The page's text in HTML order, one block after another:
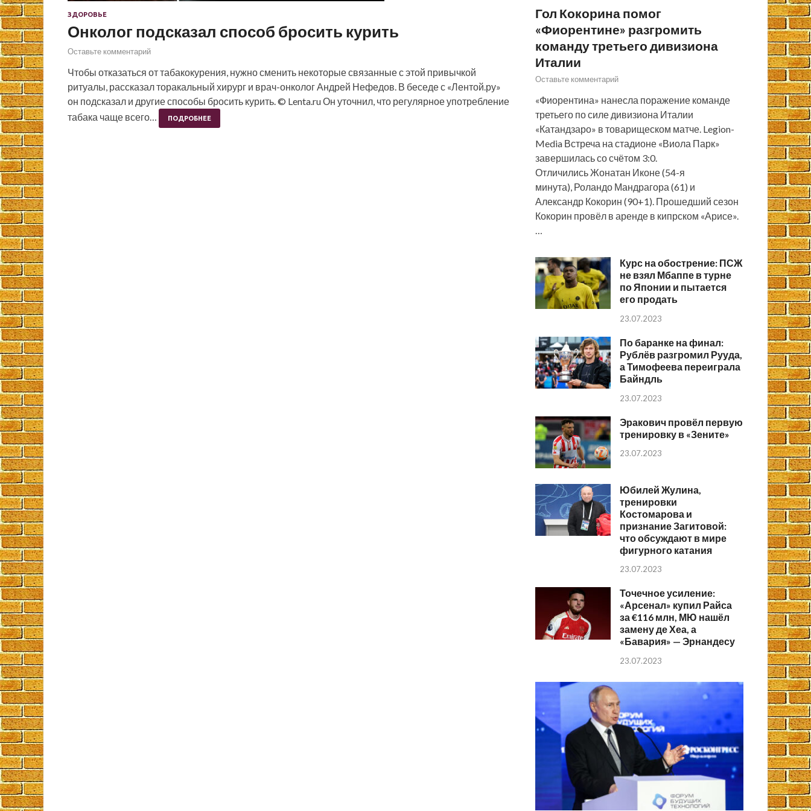
ЗДОРОВЬЕ
Онколог подсказал способ бросить курить
Оставьте комментарий
Чтобы отказаться от табакокурения, нужно сменить некоторые связанные с этой привычкой
ритуалы, рассказал торакальный хирург и врач-онколог Андрей Нефедов. В беседе с «Лентой.ру»
он подсказал и другие способы бросить курить. © Lenta.ru Он уточнил, что регулярное употребление
табака чаще всего…
ПОДРОБНЕЕ
Гол Кокорина помог
«Фиорентине» разгромить
команду третьего дивизиона
Италии
Оставьте комментарий
«Фиорентина» нанесла поражение команде
третьего по силе дивизиона Италии
«Катандзаро» в товарищеском матче. Legion-
Media Встреча на стадионе «Виола Парк»
завершилась со счётом 3:0.
Отличились Жонатан Иконе (54-я
минута), Роландо Мандрагора (61) и
Александр Кокорин (90+1). Прошедший сезон
Кокорин провёл в аренде в кипрском «Арисе».
…
Курс на обострение: ПСЖ
не взял Мбаппе в турне
по Японии и пытается
его продать
23.07.2023
По баранке на финал:
Рублёв разгромил Рууда,
а Тимофеева переиграла
Байндль
23.07.2023
Эракович провёл первую
тренировку в «Зените»
23.07.2023
Юбилей Жулина,
тренировки
Костомарова и
признание Загитовой:
что обсуждают в мире
фигурного катания
23.07.2023
Точечное усиление:
«Арсенал» купил Райса
за €116 млн, МЮ нашёл
замену де Хеа, а
«Бавария» — Эрнандесу
23.07.2023